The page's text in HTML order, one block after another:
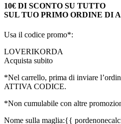
10€ DI SCONTO SU TUTTO
SUL TUO PRIMO ORDINE DI
Usa il codice promo*:
LOVERIKORDA
Acquista subito
*Nel carrello, prima di inviare
ATTIVA CODICE.
*Non cumulabile con altre
Nome sulla maglia:{{